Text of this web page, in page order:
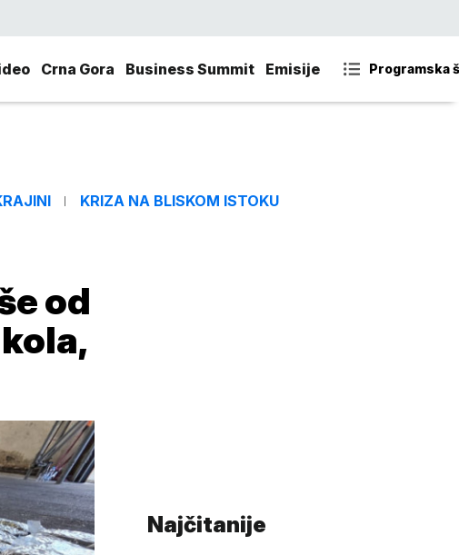
Crna Gora Business Summit Emisije Programska
KRIZA NA BLISKOM ISTOKU
od
Najčitanije